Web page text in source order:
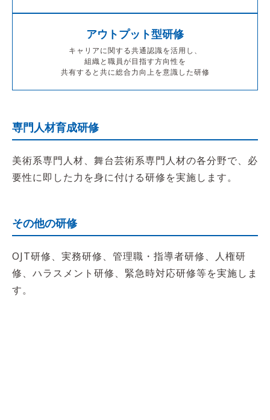
アウトプット型研修
キャリアに関する共通認識を活用し、
組織と職員が目指す方向性を
共有すると共に総合力向上を意識した研修
専門人材育成研修
美術系専門人材、舞台芸術系専門人材の各分野で、必
要性に即した力を身に付ける研修を実施します。
その他の研修
OJT研修、実務研修、管理職・指導者研修、人権研
修、ハラスメント研修、緊急時対応研修等を実施しま
す。